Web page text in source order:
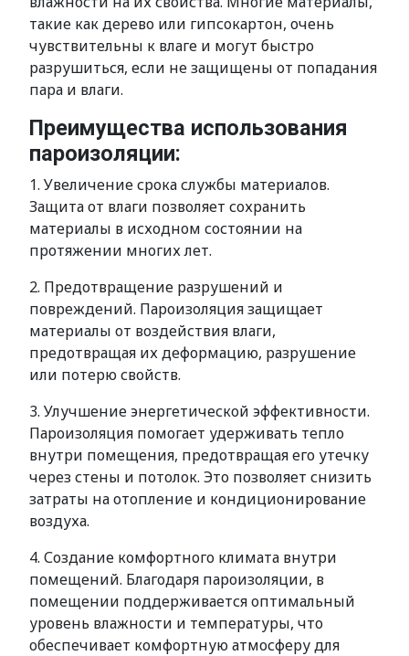
такие как дерево или гипсокартон, очень
чувствительны к влаге и могут быстро
разрушиться, если не защищены от попадания
пара и влаги.
Преимущества использования
пароизоляции:
1. Увеличение срока службы материалов.
Защита от влаги позволяет сохранить
материалы в исходном состоянии на
протяжении многих лет.
2. Предотвращение разрушений и
повреждений. Пароизоляция защищает
материалы от воздействия влаги,
предотвращая их деформацию, разрушение
или потерю свойств.
3. Улучшение энергетической эффективности.
Пароизоляция помогает удерживать тепло
внутри помещения, предотвращая его утечку
через стены и потолок. Это позволяет снизить
затраты на отопление и кондиционирование
воздуха.
4. Создание комфортного климата внутри
помещений. Благодаря пароизоляции, в
помещении поддерживается оптимальный
уровень влажности и температуры, что
обеспечивает комфортную атмосферу для